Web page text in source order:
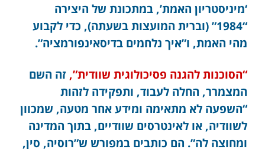
‘מיניסטריון האמת’, במתכונת של היצירה
“1984” (וברית המועצות בשעתה), כדי לקבוע
מהי האמת, ו”איך נלחמים בדיסאינפורמציה”.
“הסוכנות להגנה פסיכולוגית שוודית”, זה השם
המצמרר, החלה לעבוד, ותפקידה לזהות
“השפעה לא מתאימה ומידע אחר מטעה, שמכוון
לשוודיה, או לאינטרסים שוודיים, בתוך המדינה
ומחוצה לה”. הם כותבים במפורש ש”רוסיה, סין,